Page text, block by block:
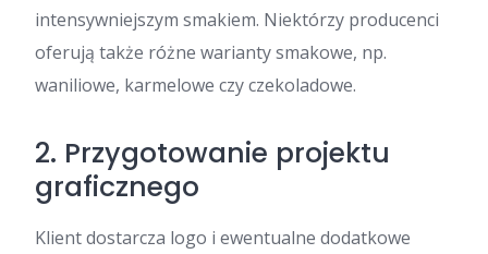
intensywniejszym smakiem. Niektórzy producenci
oferują także różne warianty smakowe, np.
waniliowe, karmelowe czy czekoladowe.
2. Przygotowanie projektu
graficznego
Klient dostarcza logo i ewentualne dodatkowe